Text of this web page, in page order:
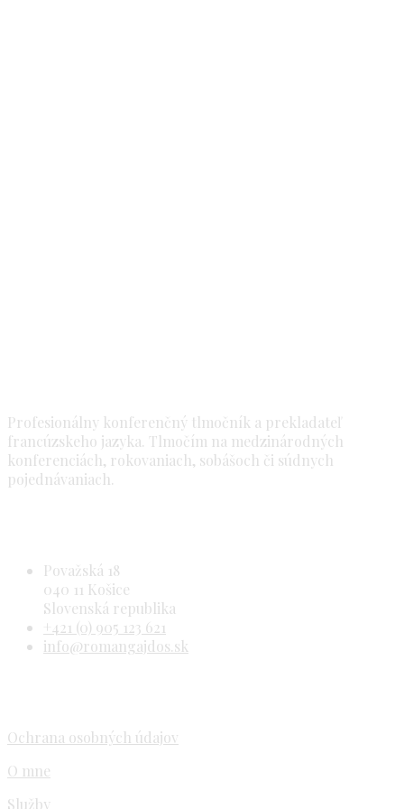
Profesionálny konferenčný tlmočník a prekladateľ
francúzskeho jazyka. Tlmočím na medzinárodných
konferenciách, rokovaniach, sobášoch či súdnych
pojednávaniach.
Považská 18
040 11 Košice
Slovenská republika
+421 (0) 905 123 621
info@romangajdos.sk
Ochrana osobných údajov
O mne
Služby